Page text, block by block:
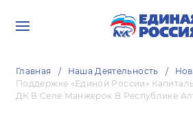
Главная Наша Деятельность
Поддержке «Единой России»
ДК В Селе Манжерок В Республике